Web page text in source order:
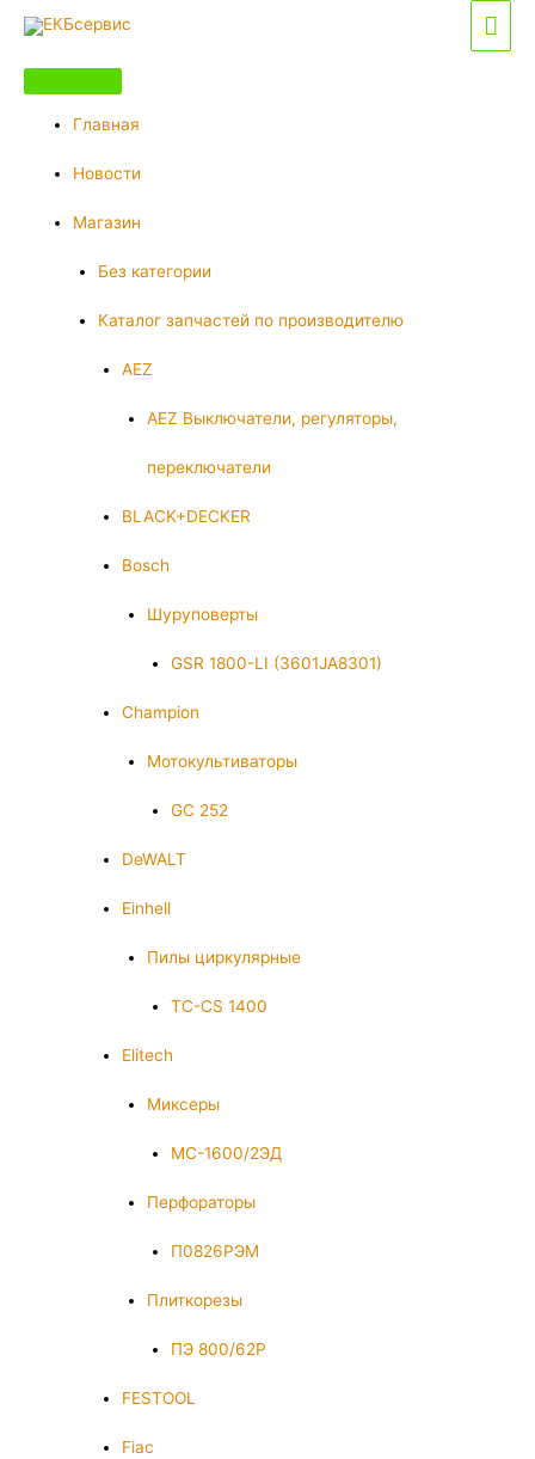
Перейти
содержимому
Главная
Новости
Магазин
Без категории
Каталог запчастей по производителю
AEZ
AEZ Выключатели, регуляторы,
переключатели
BLACK+DECKER
Bosch
Шуруповерты
GSR 1800-LI (3601JA8301)
Champion
Мотокультиваторы
GC 252
DeWALT
Einhell
Пилы циркулярные
TC-CS 1400
Elitech
Миксеры
МС-1600/2ЭД
Перфораторы
П0826РЭМ
Плиткорезы
ПЭ 800/62Р
FESTOOL
Fiac